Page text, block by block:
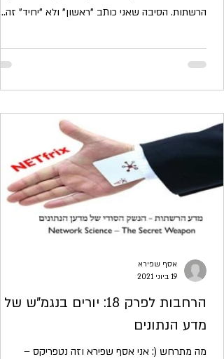
הרשתות. הסיבה שאני כותב "ראשון" ולא "יחיד" זה...
הרחבות לפרק 18: יורים בנגמ"ש של
מדע הנתונים
מה מתרחש (: אני אסף שפירא וזה נטפריקס –
אסף שפירא
19 ביוני 2021